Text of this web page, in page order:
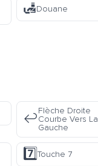
🛃Douane
↩️
Flèche Droite
Courbe Vers La
Gauche
7️⃣Touche 7